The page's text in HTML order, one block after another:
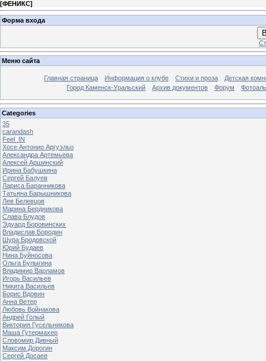
[ФЕНИКС]
Форма входа
Меню сайта
Главная страница Информация о клубе Стихи и проза
Детская
Город Каменск-Уральский
Архив документов Форум
Categories
35
carandash
Feel_IN
Хосе Антонио Аргуэльо
Александра Артемьева
Алексей Аршинский
Ирина Бабушкина
Сергей Балуев
Лариса Баранникова
Татьяна Барышникова
Лев Белевцов
Марина Бердникова
Слава Блудов
Эдуард Боровинских
Владислав Бородин
Шура Бродовской
Юрий Будаев
Нина Буйносова
Ольга Булыгина
Владимир Варламов
Игорь Васильев
Никита Васильев
Борис Вдовин
Анна Ветер
Любовь Войнакова
Андрей Голый
Виктория Гусельникова
Маша Гутермахер
Словомир Дивный
Максим Дорогин
Сергей Досаев